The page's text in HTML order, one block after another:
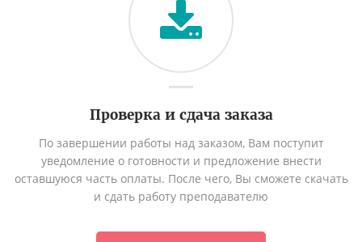
Проверка и сдача заказа
По завершении работы над заказом, Вам поступит
уведомление о готовности и предложение внести
оставшуюся часть оплаты. После чего, Вы сможете скачать
и сдать работу преподавателю